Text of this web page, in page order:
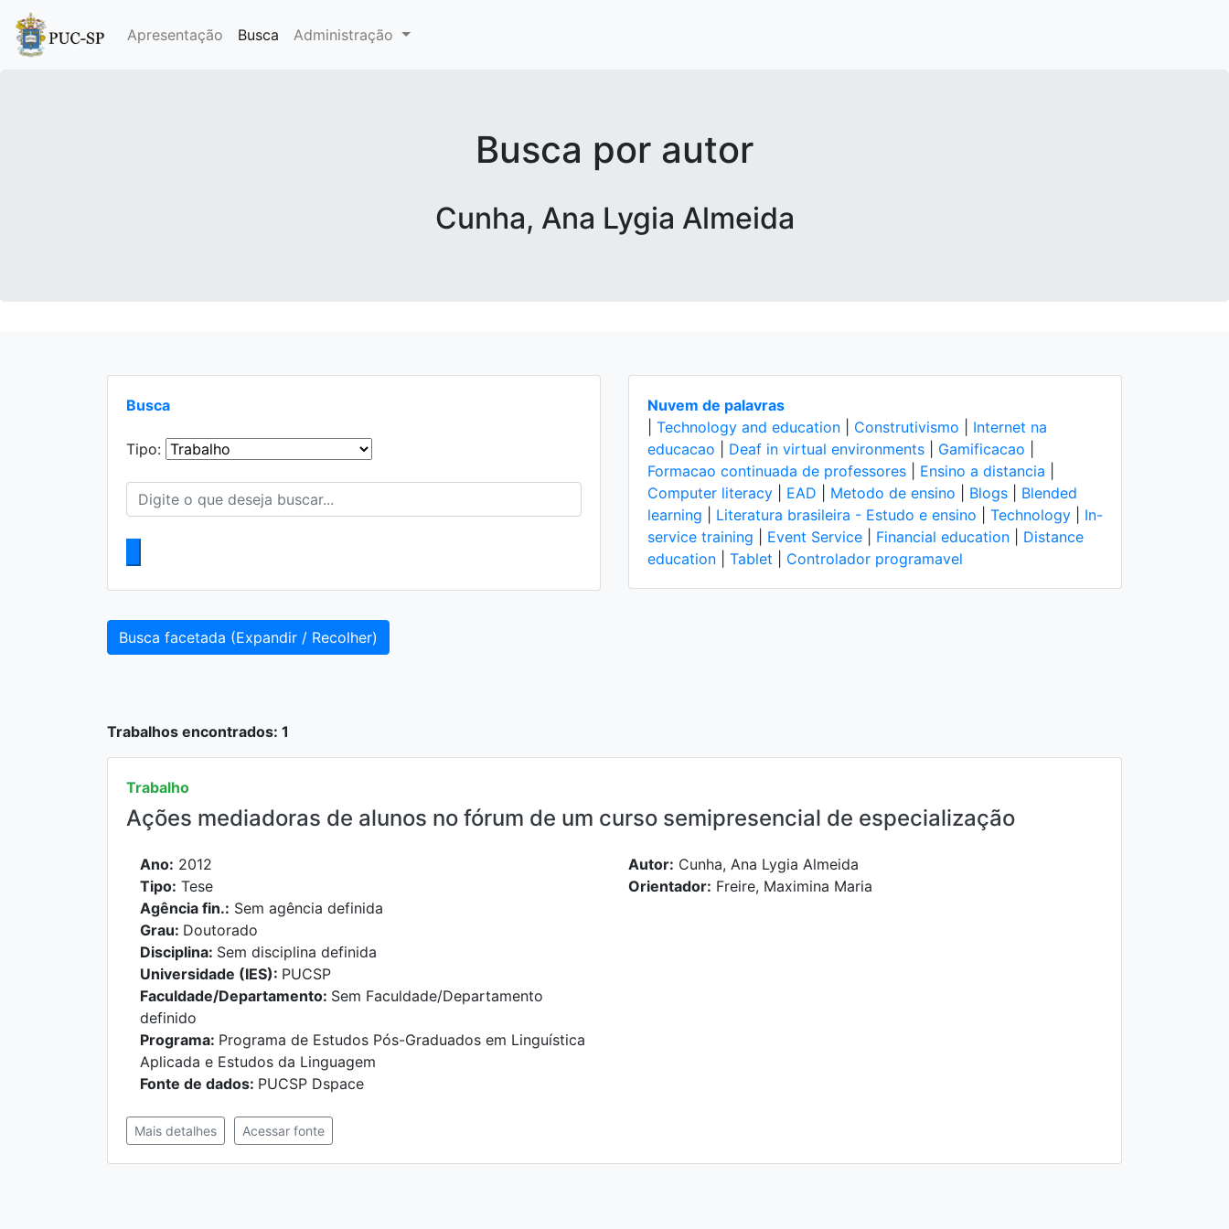
Apresentação Busca Administração
Busca por autor
Cunha, Ana Lygia Almeida
Busca
Tipo:
Nuvem de palavras
Technology and education Construtivismo
Internet na
educacao
Deaf in virtual environments Gamificacao
Formacao continuada de professores
Ensino a distancia
Computer literacy
EAD Metodo de ensino Blogs
Blended
learning
Literatura brasileira - Estudo e ensino Technology
In-
service training
Event Service Financial education
Distance
education
Tablet Controlador programavel
Busca facetada (Expandir / Recolher)
Trabalhos encontrados: 1
Trabalho
Ações mediadoras de alunos no fórum de um curso semipresencial de especialização
Ano: 2012
Tipo: Tese
Agência fin.: Sem agência definida
Grau: Doutorado
Disciplina: Sem disciplina definida
Universidade (IES): PUCSP
Faculdade/Departamento: Sem Faculdade/Departamento
definido
Programa: Programa de Estudos Pós-Graduados em Linguística
Aplicada e Estudos da Linguagem
Fonte de dados: PUCSP Dspace
Autor: Cunha, Ana Lygia Almeida
Orientador: Freire, Maximina Maria
Mais detalhes Acessar fonte